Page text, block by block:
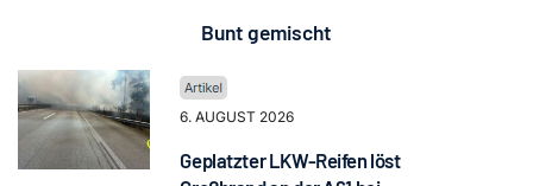
Bunt gemischt
6. AUGUST 2026
Geplatzter LKW-Reifen löst